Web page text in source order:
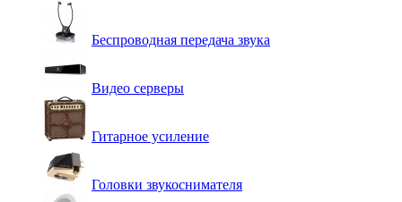
Беспроводная передача звука
Видео серверы
Гитарное усиление
Головки звукоснимателя